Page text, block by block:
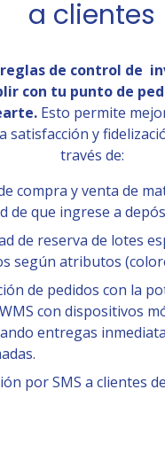
a clientes
de control de
con tu punto de
. Esto permite
satisfacción y
través de:
compra y venta de
de que ingrese a
de reserva de lotes
según atributos
de pedidos con la
con dispositivos
entregas
por SMS a clientes